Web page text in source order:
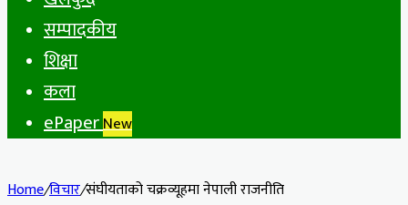
सम्पादकीय
शिक्षा
कला
ePaperNew
Home/विचार/संघीयताको चक्रव्यूहमा नेपाली राजनीति